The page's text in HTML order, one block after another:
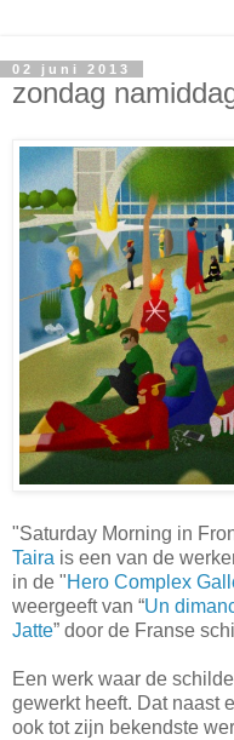
02 juni 2013
zondag
"Saturday Morning in
Taira is een van de
in de "Hero Complex
weergeeft van “Un
Jatte” door de Franse
Een werk waar de
gewerkt heeft. Dat naast
ook tot zijn bekendste